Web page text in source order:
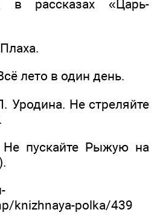
в рассказах «Царь-
лето в один день.
Уродина. Не стреляйте
пускайте Рыжую на
knizhnaya-polka/439